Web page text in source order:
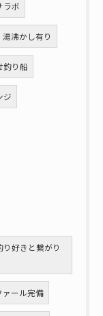
ラボ
湯沸かし有り
釣り船
ジ
好きと繋がり
ァール完備